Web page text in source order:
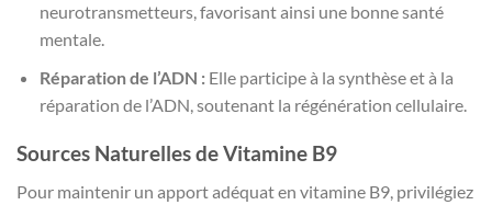
neurotransmetteurs, favorisant ainsi une bonne santé
mentale.
Réparation de l’ADN :Elle participe à la synthèse et à la
réparation de l’ADN, soutenant la régénération cellulaire.
Sources Naturelles de Vitamine B9
Pour maintenir un apport adéquat en vitamine B9, privilégiez